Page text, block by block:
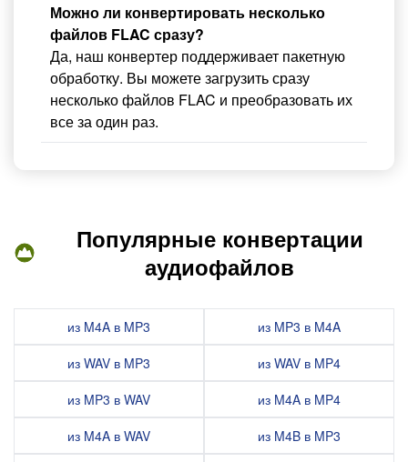
Можно ли конвертировать несколько
файлов FLAC сразу?
Да, наш конвертер поддерживает пакетную
обработку. Вы можете загрузить сразу
несколько файлов FLAC и преобразовать их
все за один раз.
Популярные конвертации
аудиофайлов
из M4A в MP3
из WAV в MP3
из MP3 в WAV
из M4A в WAV
из MP3 в M4A
из WAV в MP4
из M4A в MP4
из M4B в MP3